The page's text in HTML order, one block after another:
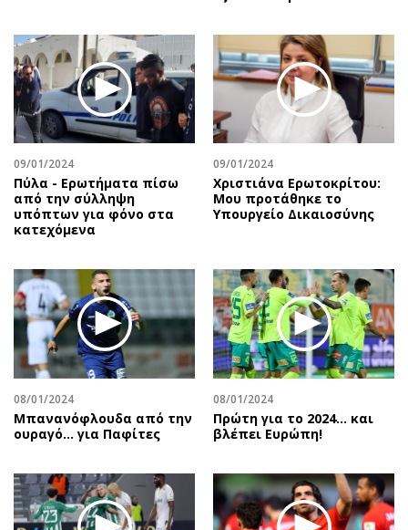
09/01/2024
Πύλα - Ερωτήματα πίσω
από την σύλληψη
υπόπτων για φόνο στα
κατεχόμενα
09/01/2024
Χριστιάνα Ερωτοκρίτου:
Μου προτάθηκε το
Υπουργείο Δικαιοσύνης
08/01/2024
Μπανανόφλουδα από την
ουραγό… για Παφίτες
08/01/2024
Πρώτη για το 2024… και
βλέπει Ευρώπη!